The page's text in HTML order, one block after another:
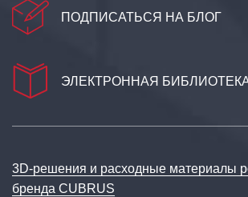
ПОДПИСАТЬСЯ НА БЛОГ
ЭЛЕКТРОННАЯ
3D‑решения и расходные материалы
бренда CUBRUS